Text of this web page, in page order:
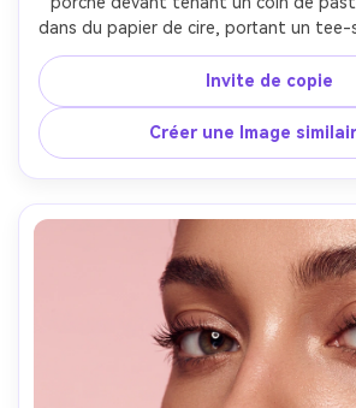
dans du papier de cire, portant un tee-
short en denim, doux soleil de fin
film subtil, couleurs légèrement
regard de film de 35 mm avec un
sourire franc, profondeur de champ
de peau authentiques, ambiance
rêveuse, photoréaliste- -
Invite de copie
Créer une Image